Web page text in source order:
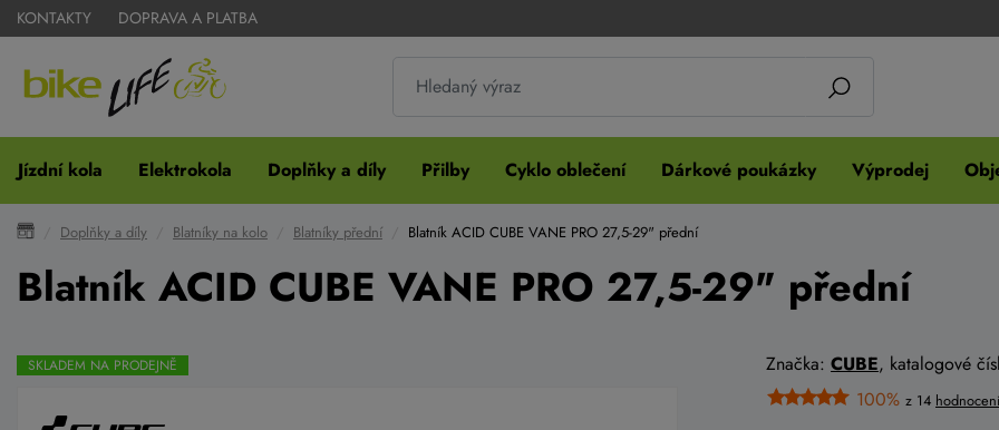
KONTAKTY DOPRAVA A PLATBA
Jízdní kola Elektrokola Doplňky a díly Přilby Cyklo oblečení Dárkové poukázky Výprodej
Doplňky a díly Blatníky na kolo Blatníky přední Blatník ACID CUBE VANE PRO 27,5-29" přední
Blatník ACID CUBE VANE PRO 27,5-29" přední
SKLADEM NA PRODEJNĚ Značka: CUBE, katalogové
100% z 14 hodnocení